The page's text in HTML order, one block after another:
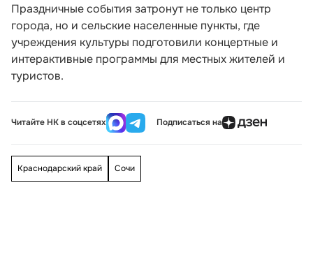
Праздничные события затронут не только центр
города, но и сельские населенные пункты, где
учреждения культуры подготовили концертные и
интерактивные программы для местных жителей и
туристов.
Читайте НК в соцсетях Подписаться на
Краснодарский край Сочи